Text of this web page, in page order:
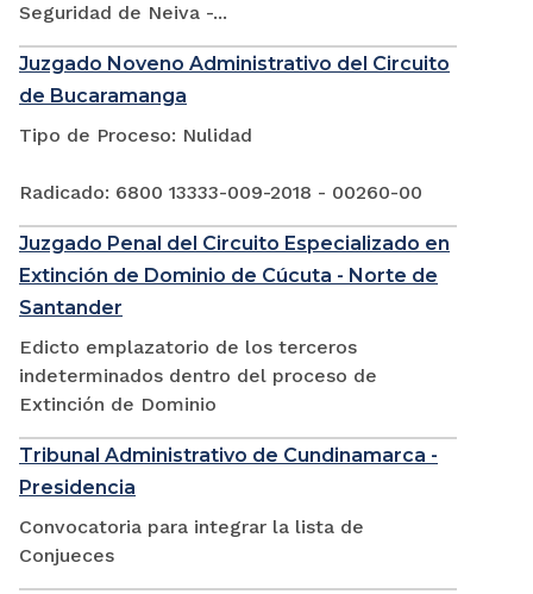
Seguridad de Neiva -...
Juzgado Noveno Administrativo del Circuito
de Bucaramanga
Tipo de Proceso: Nulidad
Radicado: 6800 13333-009-2018 - 00260-00
Juzgado Penal del Circuito Especializado en
Extinción de Dominio de Cúcuta - Norte de
Santander
Edicto emplazatorio de los terceros
indeterminados dentro del proceso de
Extinción de Dominio
Tribunal Administrativo de Cundinamarca -
Presidencia
Convocatoria para integrar la lista de
Conjueces